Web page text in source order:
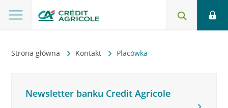
Strona główna Kontakt Placówka
Newsletter banku Credit Agricole